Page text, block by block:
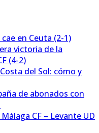
en Ceuta (2-1)
victoria de la
(4-2)
del Sol: cómo y
de abonados con
CF – Levante UD